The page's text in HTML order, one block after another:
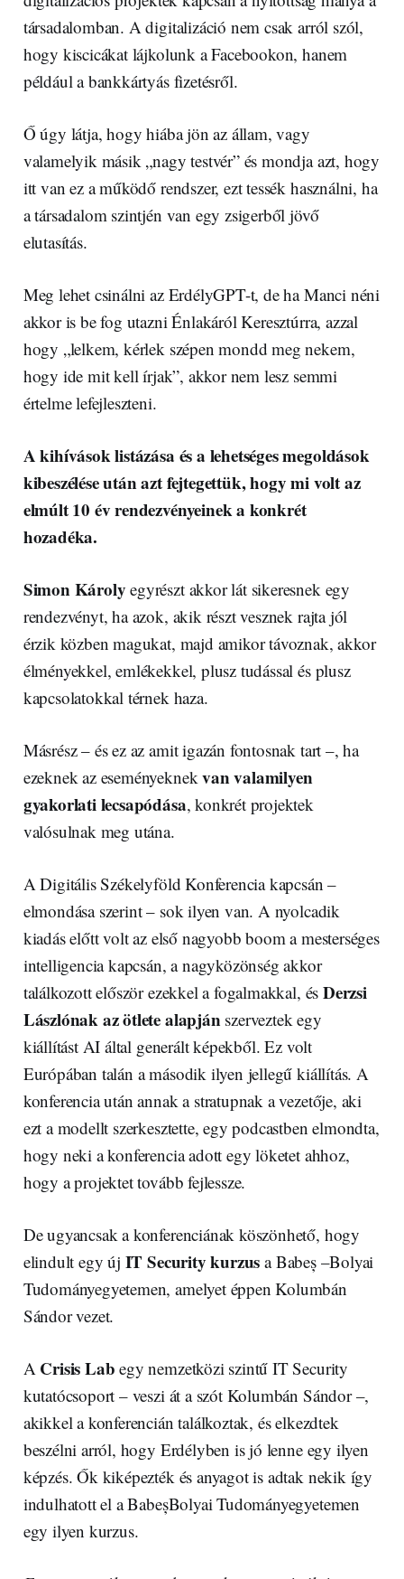
társadalomban. A digitalizáció nem csak arról szól,
hogy kiscicákat lájkolunk a Facebookon, hanem
például a bankkártyás fizetésről.
Ő úgy látja, hogy hiába jön az állam, vagy
valamelyik másik „nagy testvér” és mondja azt, hogy
itt van ez a működő rendszer, ezt tessék használni, ha
a társadalom szintjén van egy zsigerből jövő
elutasítás.
Meg lehet csinálni az ErdélyGPT-t, de ha Manci néni
akkor is be fog utazni Énlakáról Keresztúrra, azzal
hogy „lelkem, kérlek szépen mondd meg nekem,
hogy ide mit kell írjak”, akkor nem lesz semmi
értelme lefejleszteni.
A kihívások listázása és a lehetséges megoldások
kibeszélése után azt fejtegettük, hogy mi volt az
elmúlt 10 év rendezvényeinek a konkrét
hozadéka.
Simon Károly egyrészt akkor lát sikeresnek egy
rendezvényt, ha azok, akik részt vesznek rajta jól
érzik közben magukat, majd amikor távoznak, akkor
élményekkel, emlékekkel, plusz tudással és plusz
kapcsolatokkal térnek haza.
Másrész – és ez az amit igazán fontosnak tart –, ha
ezeknek az eseményeknekvan valamilyen
gyakorlati lecsapódása, konkrét projektek
valósulnak meg utána.
A Digitális Székelyföld Konferencia kapcsán –
elmondása szerint – sok ilyen van. A nyolcadik
kiadás előtt volt az első nagyobb boom a mesterséges
intelligencia kapcsán, a nagyközönség akkor
találkozott először ezekkel a fogalmakkal, és Derzsi
Lászlónak az ötlete alapján szerveztek egy
kiállítást AI által generált képekből. Ez volt
Európában talán a második ilyen jellegű kiállítás. A
konferencia után annak a stratupnak a vezetője, aki
ezt a modellt szerkesztette, egy podcastben elmondta,
hogy neki a konferencia adott egy löketet ahhoz,
hogy a projektet tovább fejlessze.
De ugyancsak a konferenciának köszönhető, hogy
elindult egy új IT Security kurzus a Babeș –Bolyai
Tudományegyetemen, amelyet éppen Kolumbán
Sándor vezet.
A Crisis Lab egy nemzetközi szintű IT Security
kutatócsoport – veszi át a szót Kolumbán Sándor –,
akikkel a konferencián találkoztak, és elkezdtek
beszélni arról, hogy Erdélyben is jó lenne egy ilyen
képzés. Ők kiképezték és anyagot is adtak nekik így
indulhatott el a BabeșBolyai Tudományegyetemen
egy ilyen kurzus.